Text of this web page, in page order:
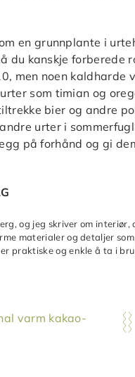
en grunnplante i
du kanskje forberede
men noen kaldharde
som timian og
bier og andre
urter i
på forhånd og gi
og jeg skriver om
materialer og detaljer
praktiske og enkle å ta i
varm kakao-